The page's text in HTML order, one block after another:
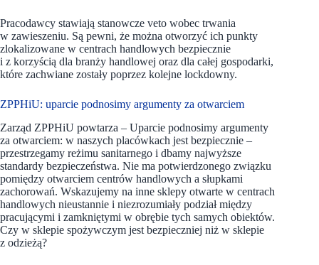
Pracodawcy stawiają stanowcze veto wobec trwania
w zawieszeniu. Są pewni, że można otworzyć ich punkty
zlokalizowane w centrach handlowych bezpiecznie
i z korzyścią dla branży handlowej oraz dla całej gospodarki,
które zachwiane zostały poprzez kolejne lockdowny.
ZPPHiU: uparcie podnosimy argumenty za otwarciem
Zarząd ZPPHiU powtarza – Uparcie podnosimy argumenty
za otwarciem: w naszych placówkach jest bezpiecznie –
przestrzegamy reżimu sanitarnego i dbamy najwyższe
standardy bezpieczeństwa. Nie ma potwierdzonego związku
pomiędzy otwarciem centrów handlowych a słupkami
zachorowań. Wskazujemy na inne sklepy otwarte w centrach
handlowych nieustannie i niezrozumiały podział między
pracującymi i zamkniętymi w obrębie tych samych obiektów.
Czy w sklepie spożywczym jest bezpieczniej niż w sklepie
z odzieżą?